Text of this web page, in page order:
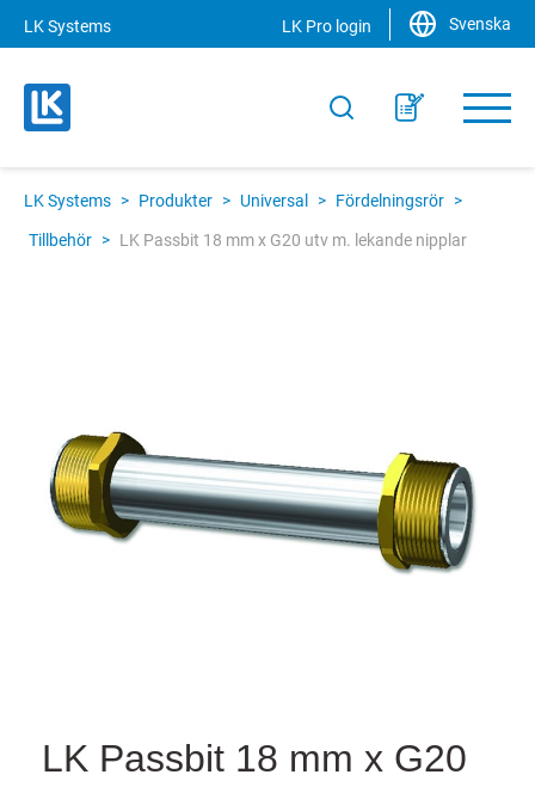
LK Systems LK Pro login Svenska
LK Systems > Produkter > Universal > Fördelningsrör >
Tillbehör > LK Passbit 18 mm x G20 utv m. lekande nipplar
LK Passbit 18 mm x G20